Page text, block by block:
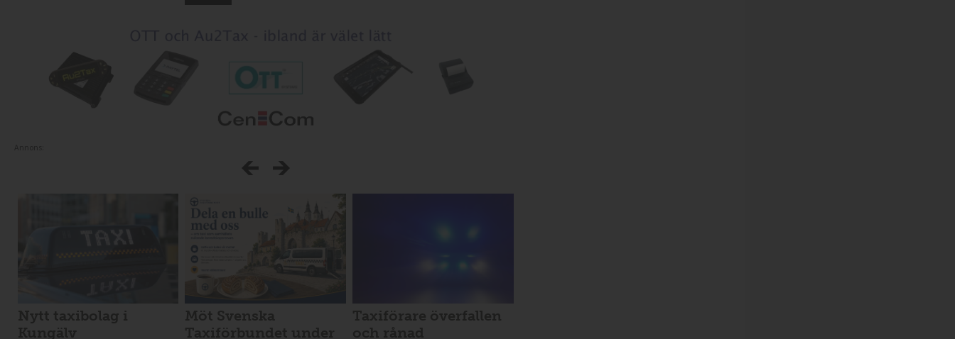
Nytt taxibolag i
Kungälv
Möt Svenska
Taxiförbundet under
Taxiförare överfallen
och rånad